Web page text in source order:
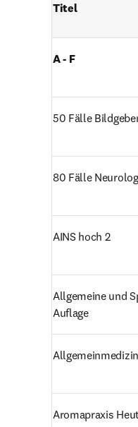
Titel
A - F
50 Fälle
80 Fälle
AINS hoch 2
Allgemeine und
Auflage
Allgemeinmedizin
Aromapraxis